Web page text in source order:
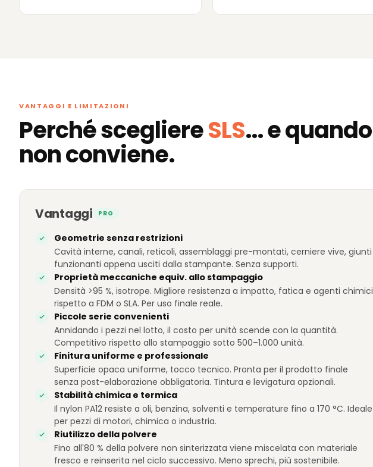
VANTAGGI E LIMITAZIONI
Perché scegliereSLS... e quando
non conviene.
Vantaggi PRO
Geometrie senza restrizioni
Cavità interne, canali, reticoli, assemblaggi pre-montati, cerniere vive, giunti
funzionanti appena usciti dalla stampante. Senza supporti.
Proprietà meccaniche equiv. allo stampaggio
Densità >95 %, isotrope. Migliore resistenza a impatto, fatica e agenti chimici
rispetto a FDM o SLA. Per uso finale reale.
Piccole serie convenienti
Annidando i pezzi nel lotto, il costo per unità scende con la quantità.
Competitivo rispetto allo stampaggio sotto 500–1.000 unità.
Finitura uniforme e professionale
Superficie opaca uniforme, tocco tecnico. Pronta per il prodotto finale
senza post-elaborazione obbligatoria. Tintura e levigatura opzionali.
Stabilità chimica e termica
Il nylon PA12 resiste a oli, benzina, solventi e temperature fino a 170 °C. Ideale
per pezzi di motori, chimica o industria.
Riutilizzo della polvere
Fino all'80 % della polvere non sinterizzata viene miscelata con materiale
fresco e reinserita nel ciclo successivo. Meno sprechi, più sostenibile.